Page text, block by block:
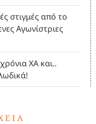
στιγμές από το
Αγωνίστριες
ΧΑ και..